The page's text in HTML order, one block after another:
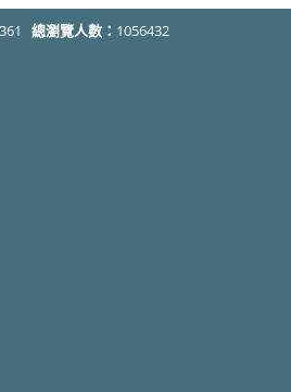
361 總瀏覽人數： 1056432